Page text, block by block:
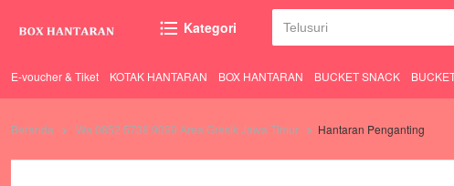
Kategori
E-voucher & Tiket KOTAK HANTARAN BOX HANTARAN BUCKET SNACK
Beranda Wa 0852 5738 9099 Area Gresik Jawa Timur Hantaran Penganting